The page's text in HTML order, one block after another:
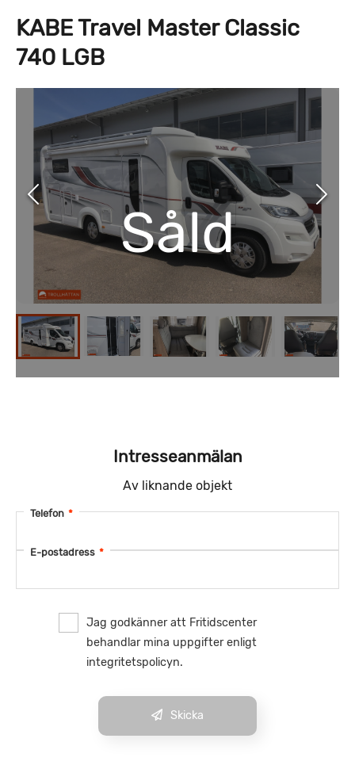
KABE Travel Master Classic
740 LGB
Såld
Intresseanmälan
Av liknande objekt
Telefon *
E-postadress *
Jag godkänner att Fritidscenter
behandlar mina uppgifter enligt
integritetspolicyn.
Skicka